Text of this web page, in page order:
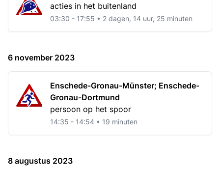
acties in het buitenland
03:30 - 17:55 • 2 dagen, 14 uur, 25 minuten
6 november 2023
Enschede-Gronau-Münster; Enschede-
Gronau-Dortmund
persoon op het spoor
14:35 - 14:54 • 19 minuten
8 augustus 2023